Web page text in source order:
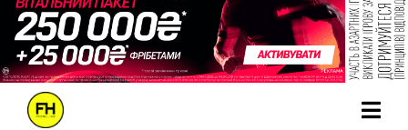
Твори Getty Images, що розміщені на сайті, не можуть
бути використані третіми особами без письмового
дозволу ТОВ «ГЛОБАЛ ІМІДЖЕС ЮКРЕЙН.